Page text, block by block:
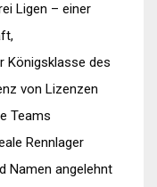
Ligen – einer
Königsklasse des
von Lizenzen
Teams
Rennlager
Namen angelehnt